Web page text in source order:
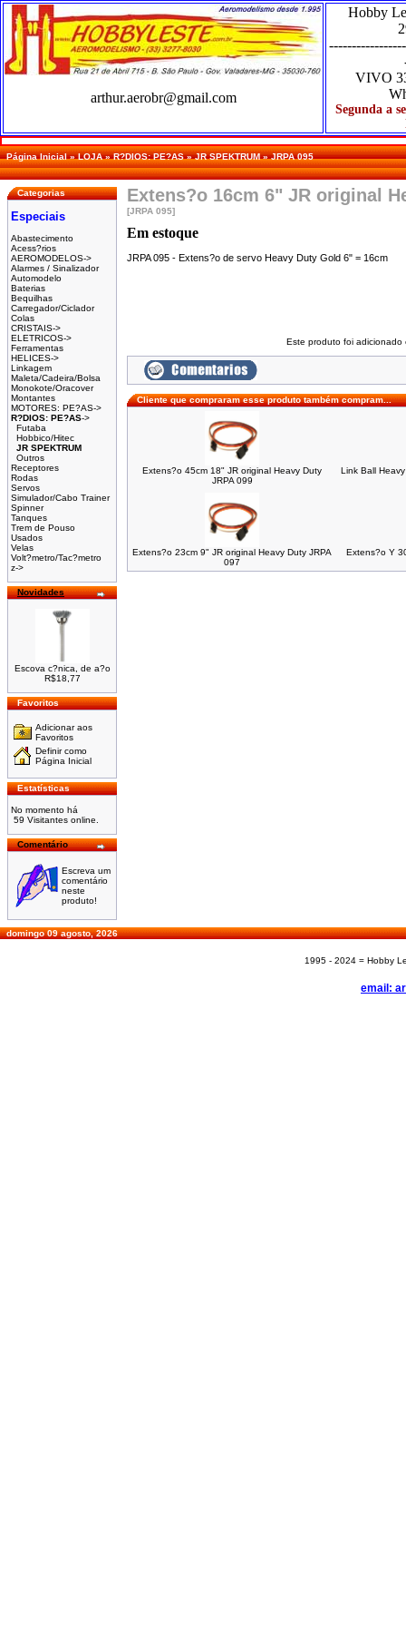
arthur.aerobr@gmail.com
Hobby
VIVO
Segunda a
Página Inicial»LOJA»R?DIOS: PE?AS»JR SPEKTRUM»JRPA 095
Categorias
Especiais
Abastecimento
Acess?rios
AEROMODELOS->
Alarmes / Sinalizador
Automodelo
Baterias
Bequilhas
Carregador/Ciclador
Colas
CRISTAIS->
ELETRICOS->
Ferramentas
HELICES->
Linkagem
Maleta/Cadeira/Bolsa
Monokote/Oracover
Montantes
MOTORES: PE?AS->
R?DIOS: PE?AS->
Futaba
Hobbico/Hitec
JR SPEKTRUM
Outros
Receptores
Rodas
Servos
Simulador/Cabo Trainer
Spinner
Tanques
Trem de Pouso
Usados
Velas
Volt?metro/Tac?metro
z->
Novidades
Escova c?nica, de a?o
R$18,77
Favoritos
Adicionar aos
Favoritos
Definir como
Página Inicial
Estatísticas
No momento há
59 Visitantes online.
Comentário
Escreva um
comentário
neste
produto!
Extens?o 16cm 6" JR original
[JRPA 095]
Em estoque
JRPA 095 - Extens?o de servo Heavy Duty Gold 6" = 16cm
Este produto foi adicionado
Cliente que compraram esse produto também compram...
Extens?o 45cm 18" JR original Heavy Duty
JRPA 099
Link Ball
Extens?o 23cm 9" JR original Heavy Duty JRPA
097
Extens?o Y
domingo 09 agosto, 2026
1995 - 2024 = Hobby
email: